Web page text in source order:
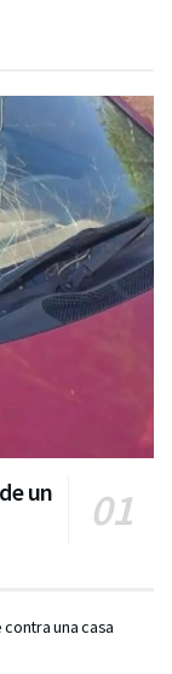
un
una casa